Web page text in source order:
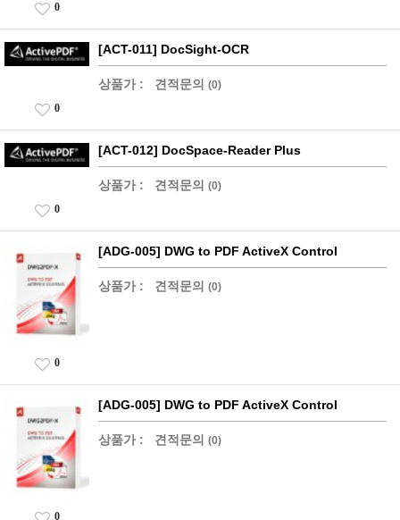
0
[ACT-011] DocSight-OCR
상품가 : 견적문의 (0)
0
[ACT-012] DocSpace-Reader Plus
상품가 : 견적문의 (0)
0
[ADG-005] DWG to PDF ActiveX Control
상품가 : 견적문의 (0)
0
[ADG-005] DWG to PDF ActiveX Control
상품가 : 견적문의 (0)
0